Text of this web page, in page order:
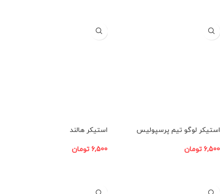
استیکر لوگو تیم پرسپولیس
6,500 تومان
استیکر هالند
6,500 تومان